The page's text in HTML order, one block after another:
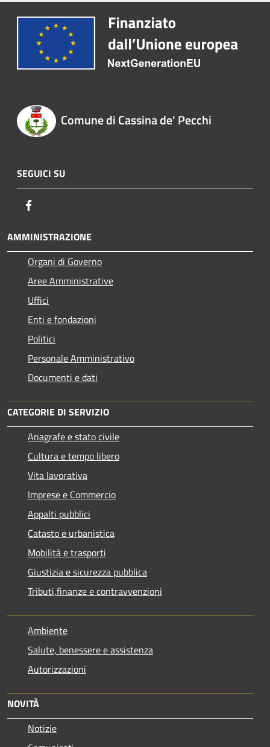
Comune di Cassina de' Pecchi
SEGUICI SU
AMMINISTRAZIONE
Organi di Governo
Aree Amministrative
Uffici
Enti e fondazioni
Politici
Personale Amministrativo
Documenti e dati
CATEGORIE DI SERVIZIO
Anagrafe e stato civile
Cultura e tempo libero
Vita lavorativa
Imprese e Commercio
Appalti pubblici
Catasto e urbanistica
Mobilità e trasporti
Giustizia e sicurezza pubblica
Tributi,finanze e contravvenzioni
Ambiente
Salute, benessere e assistenza
Autorizzazioni
NOVITÀ
Notizie